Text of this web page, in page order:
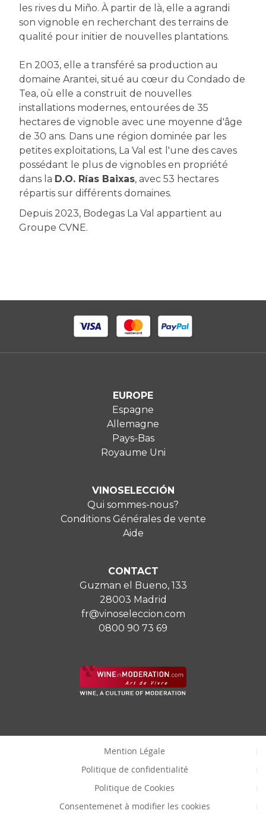
les rives du Miño. À partir de là, elle a agrandi
son vignoble en recherchant des terrains de
qualité pour initier de nouvelles plantations.
En 2003, elle a transféré sa production au
domaine Arantei, situé au cœur du Condado de
Tea, où elle a construit de nouvelles
installations modernes, entourées de 35
hectares de vignoble avec une moyenne d'âge
de 30 ans. Dans une région dominée par les
petites exploitations, La Val est l'une des caves
possédant le plus de vignobles en propriété
dans la D.O. Rías Baixas, avec 53 hectares
répartis sur différents domaines.
Depuis 2023, Bodegas La Val appartient au
Groupe CVNE.
EUROPE
Espagne
Allemagne
Pays-Bas
Royaume Uni
VINOSELECCIÓN
Qui sommes-nous?
Conditions Générales de vente
Aide
CONTACT
Guzman el Bueno, 133
28003 Madrid
fr@vinoseleccion.com
0800 90 73 69
Mention Légale
Politique de confidentialité
Politique de Cookies
Consentemenet à modifier les cookies